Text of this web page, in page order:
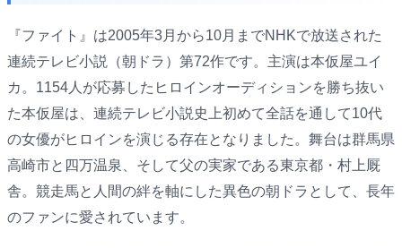
『ファイト』は2005年3月から10月までNHKで放送された
連続テレビ小説（朝ドラ）第72作です。主演は本仮屋ユイ
カ。1154人が応募したヒロインオーディションを勝ち抜い
た本仮屋は、連続テレビ小説史上初めて全話を通して10代
の女優がヒロインを演じる存在となりました。舞台は群馬県
高崎市と四万温泉、そして父の実家である東京都・村上厩
舎。競走馬と人間の絆を軸にした異色の朝ドラとして、長年
のファンに愛されています。